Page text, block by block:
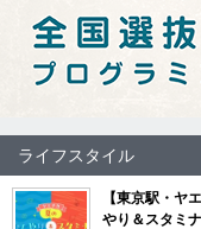
ライフスタイル
【東京駅・ヤ
やり＆スタミ